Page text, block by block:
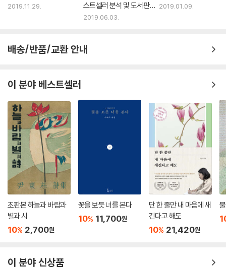
2019.11.29.
스트셀러 분석 및 도서판매
동향 발표
2019.06.03.
2019.01.09.
배송/반품/교환 안내
이 분야 베스트셀러
초판본 하늘과 바람과
별과 시
10% 2,700원
꽃을 보듯 너를 본다
10% 11,700원
단 한 줄만 내 마음에 새
긴다고 해도
10% 21,420원
이 분야 신상품